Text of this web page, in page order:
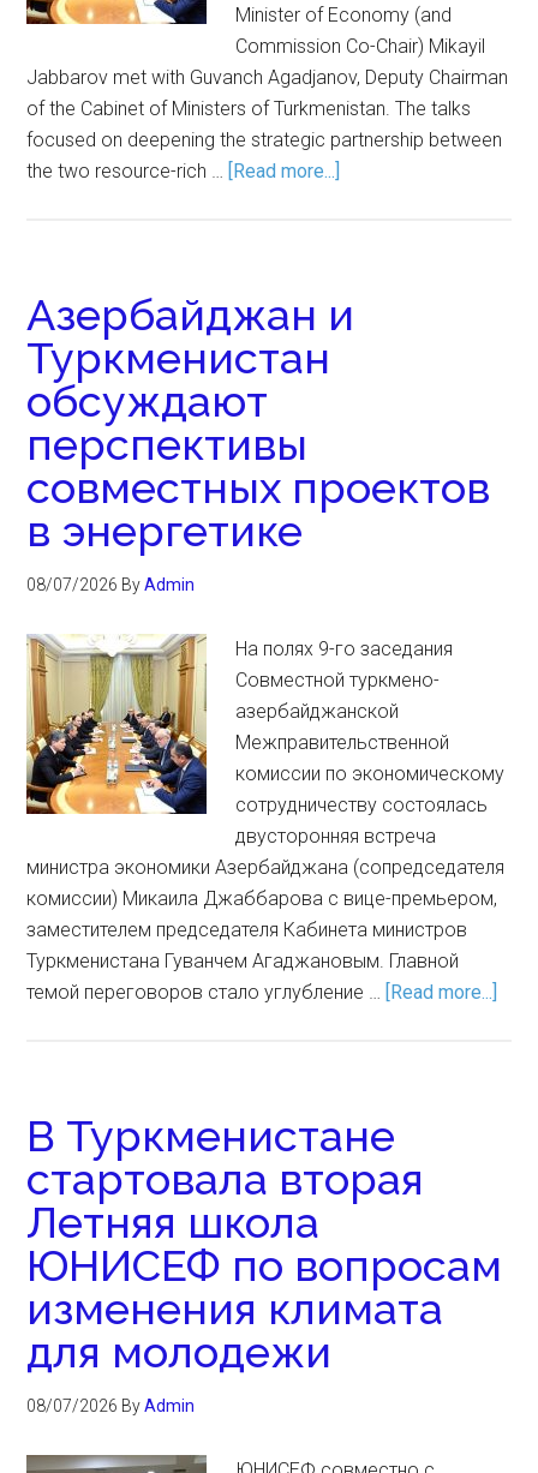
Minister of Economy (and
Commission Co-Chair) Mikayil
Jabbarov met with Guvanch Agadjanov, Deputy Chairman
of the Cabinet of Ministers of Turkmenistan. The talks
focused on deepening the strategic partnership between
the two resource-rich … [Read more...]
Азербайджан и
Туркменистан
обсуждают
перспективы
совместных проектов
в энергетике
08/07/2026 ByAdmin
На полях 9-го заседания
Совместной туркмено-
азербайджанской
Межправительственной
комиссии по экономическому
сотрудничеству состоялась
двусторонняя встреча
министра экономики Азербайджана (сопредседателя
комиссии) Микаила Джаббарова с вице-премьером,
заместителем председателя Кабинета министров
Туркменистана Гуванчем Агаджановым. Главной
темой переговоров стало углубление … [Read more...]
В Туркменистане
стартовала вторая
Летняя школа
ЮНИСЕФ по вопросам
изменения климата
для молодежи
08/07/2026 ByAdmin